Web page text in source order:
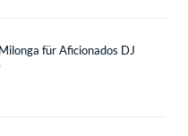
für Aficionados DJ